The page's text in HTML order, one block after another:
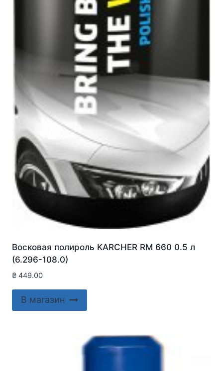
Восковая полироль KARCHER RM 660 0.5 л
(6.296-108.0)
₴ 449.00
В магазин